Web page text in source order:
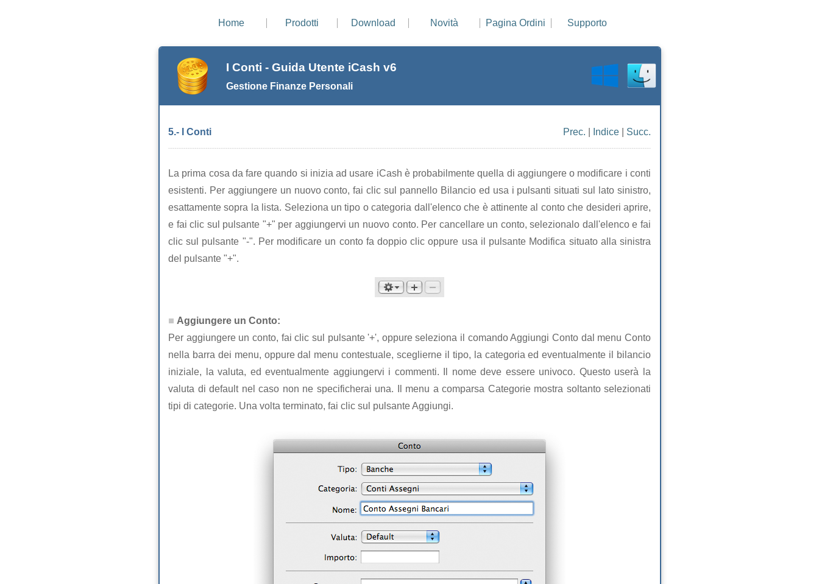
Home Prodotti Download Novità Pagina Ordini Supporto
I Conti - Guida Utente iCash v6
Gestione Finanze Personali
5.- I Conti Prec. Indice Succ.
La prima cosa da fare quando si inizia ad usare iCash è probabilmente quella di aggiungere o modificare i conti
esistenti. Per aggiungere un nuovo conto, fai clic sul pannello Bilancio ed usa i pulsanti situati sul lato sinistro,
esattamente sopra la lista. Seleziona un tipo o categoria dall'elenco che è attinente al conto che desideri aprire,
e fai clic sul pulsante "+" per aggiungervi un nuovo conto. Per cancellare un conto, selezionalo dall'elenco e fai
clic sul pulsante "-". Per modificare un conto fa doppio clic oppure usa il pulsante Modifica situato alla sinistra
del pulsante "+".
Aggiungere un Conto:
Per aggiungere un conto, fai clic sul pulsante '+', oppure seleziona il comando Aggiungi Conto dal menu Conto
nella barra dei menu, oppure dal menu contestuale, sceglierne il tipo, la categoria ed eventualmente il bilancio
iniziale, la valuta, ed eventualmente aggiungervi i commenti. Il nome deve essere univoco. Questo userà la
valuta di default nel caso non ne specificherai una. Il menu a comparsa Categorie mostra soltanto selezionati
tipi di categorie. Una volta terminato, fai clic sul pulsante Aggiungi.